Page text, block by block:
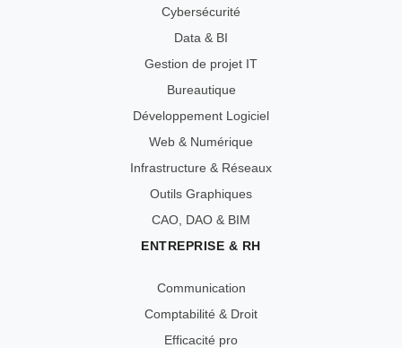
Cybersécurité
Data & BI
Gestion de projet IT
Bureautique
Développement Logiciel
Web & Numérique
Infrastructure & Réseaux
Outils Graphiques
CAO, DAO & BIM
ENTREPRISE & RH
Communication
Comptabilité & Droit
Efficacité pro